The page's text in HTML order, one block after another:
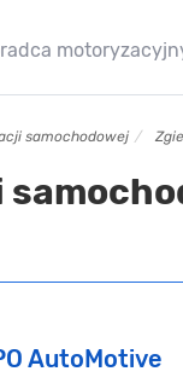
samochodowej
AutoMotive